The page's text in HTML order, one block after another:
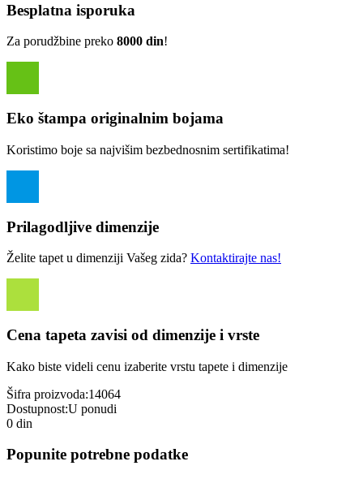
Besplatna isporuka
Za porudžbine preko 8000 din!
Eko štampa originalnim bojama
Koristimo boje sa najvišim bezbednosnim sertifikatima!
Prilagodljive dimenzije
Želite tapet u dimenziji Vašeg zida? Kontaktirajte nas!
Cena tapeta zavisi od dimenzije i vrste
Kako biste videli cenu izaberite vrstu tapete i dimenzije
Šifra proizvoda:14064
Dostupnost:U ponudi
0 din
Popunite potrebne podatke